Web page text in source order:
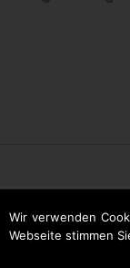
Wir verwenden
Webseite stimmen